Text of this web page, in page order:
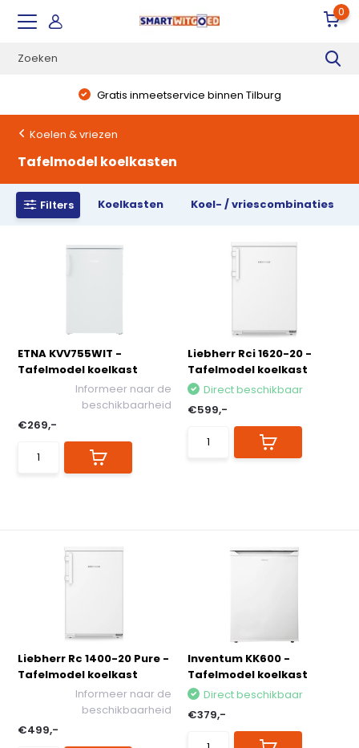
0
Gratis inmeetservice binnen Tilburg
Koelen & vriezen
Tafelmodel koelkasten
Filters Koelkasten Koel- / vriescombinaties
ETNA KVV755WIT -
Tafelmodel koelkast
Informeer naar de
beschikbaarheid
€269,-
Liebherr Rci 1620-20 -
Tafelmodel koelkast
Direct beschikbaar
€599,-
Liebherr Rc 1400-20 Pure -
Tafelmodel koelkast
Informeer naar de
beschikbaarheid
€499,-
Inventum KK600 -
Tafelmodel koelkast
Direct beschikbaar
€379,-